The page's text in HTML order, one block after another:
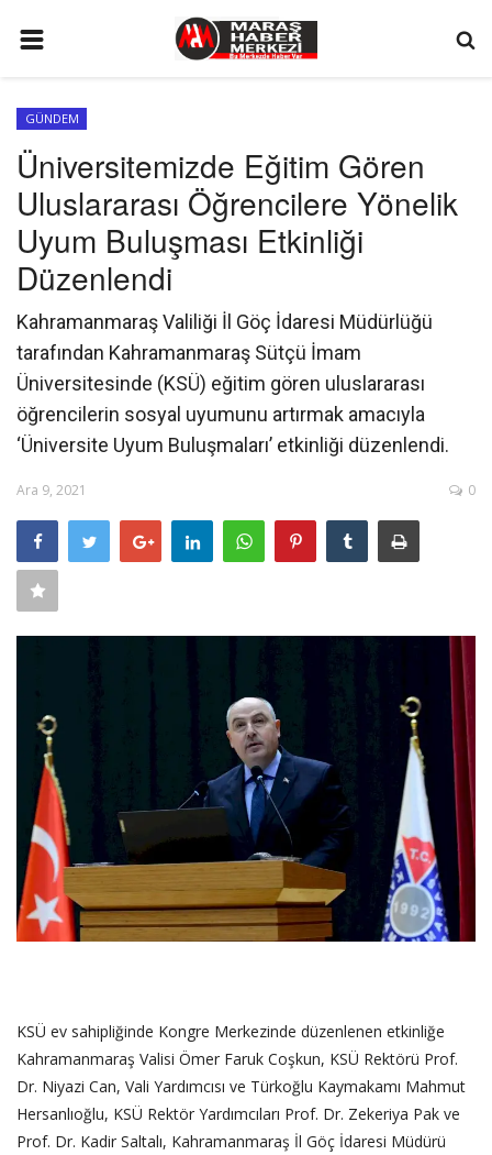
GÜNDEM
SİYASET
EKONOMİ
EĞİTİM
İLETİŞİM
KÜNYE
FOTO GALERİ
SAĞLIK
FİRMA HABER
OTURUM AÇ
GÜNDEM
Üniversitemizde Eğitim Gören
Uluslararası Öğrencilere Yönelik
Uyum Buluşması Etkinliği
Düzenlendi
Kahramanmaraş Valiliği İl Göç İdaresi Müdürlüğü
tarafından Kahramanmaraş Sütçü İmam
Üniversitesinde (KSÜ) eğitim gören uluslararası
öğrencilerin sosyal uyumunu artırmak amacıyla
‘Üniversite Uyum Buluşmaları’ etkinliği düzenlendi.
Ara 9, 2021 0
KSÜ ev sahipliğinde Kongre Merkezinde düzenlenen etkinliğe
Kahramanmaraş Valisi Ömer Faruk Coşkun, KSÜ Rektörü Prof.
Dr. Niyazi Can, Vali Yardımcısı ve Türkoğlu Kaymakamı Mahmut
Hersanlıoğlu, KSÜ Rektör Yardımcıları Prof. Dr. Zekeriya Pak ve
Prof. Dr. Kadir Saltalı, Kahramanmaraş İl Göç İdaresi Müdürü